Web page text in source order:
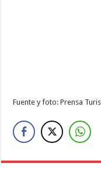
Fuente y foto: Prensa